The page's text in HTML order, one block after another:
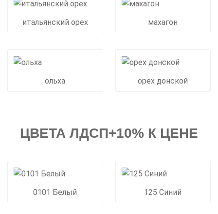
итальянский орех махагон
ольха орех донской
ЦВЕТА ЛДСП+10% К ЦЕНЕ
0101 Белый 125 Синий